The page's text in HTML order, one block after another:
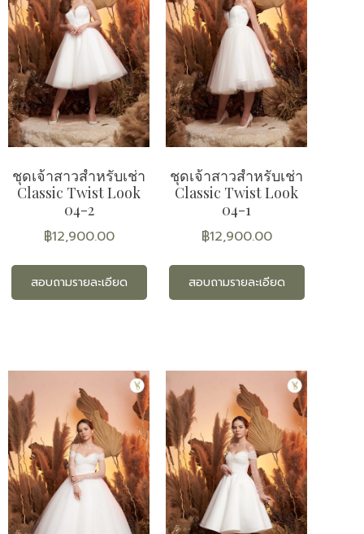
ชุดเจ้าสาวสำหรับเช่า
Classic Twist Look
04-2
฿12,900.00
สอบถามรายละเอียด
ชุดเจ้าสาวสำหรับเช่า
Classic Twist Look
04-1
฿12,900.00
สอบถามรายละเอียด